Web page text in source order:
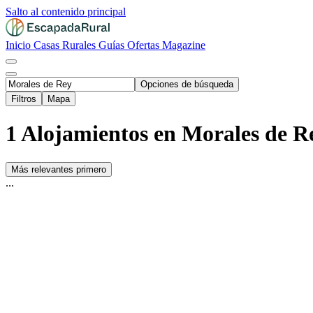
Salto al contenido principal
Inicio Casas Rurales Guías Ofertas Magazine
Opciones de búsqueda
Filtros
Mapa
1 Alojamientos en Morales de
Más relevantes primero
...